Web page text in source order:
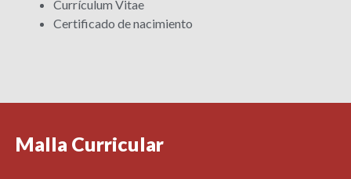
Currículum Vitae
Certificado de nacimiento
Malla Curricular